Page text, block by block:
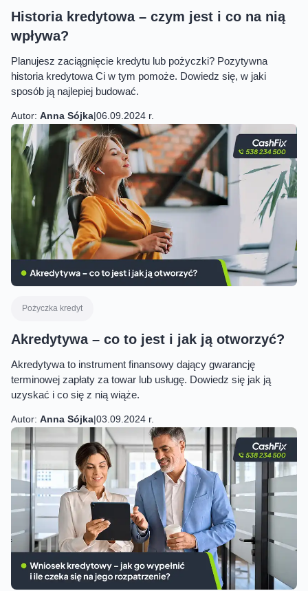
Historia kredytowa – czym jest i co na nią
wpływa?
Planujesz zaciągnięcie kredytu lub pożyczki? Pozytywna
historia kredytowa Ci w tym pomoże. Dowiedz się, w jaki
sposób ją najlepiej budować.
Autor: Anna Sójka|06.09.2024 r.
Pożyczka kredyt
Akredytywa – co to jest i jak ją otworzyć?
Akredytywa to instrument finansowy dający gwarancję
terminowej zapłaty za towar lub usługę. Dowiedz się jak ją
uzyskać i co się z nią wiąże.
Autor: Anna Sójka|03.09.2024 r.